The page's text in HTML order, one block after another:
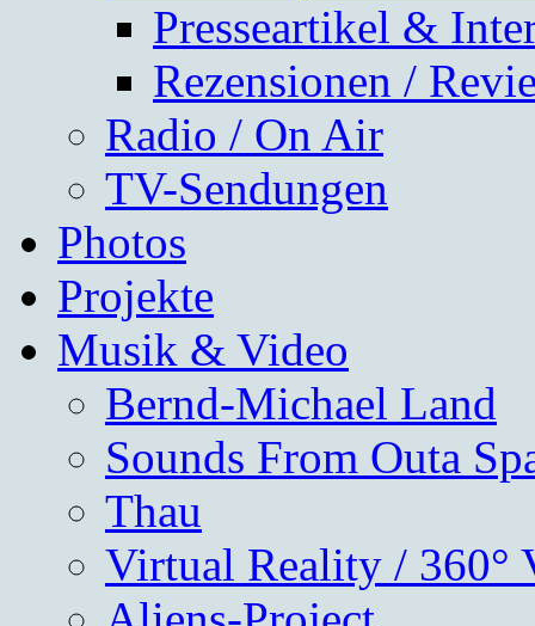
Presseartikel &
Rezensionen /
Radio / On Air
TV-Sendungen
Photos
Projekte
Musik & Video
Bernd-Michael Land
Sounds From Outa
Thau
Virtual Reality / 360°